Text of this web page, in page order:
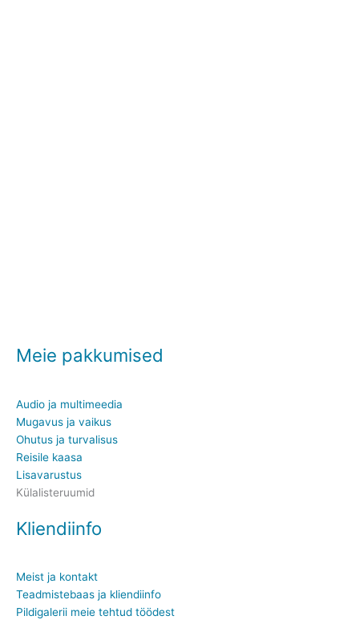
Meie pakkumised
Audio ja multimeedia
Mugavus ja vaikus
Ohutus ja turvalisus
Reisile kaasa
Lisavarustus
Külalisteruumid
Kliendiinfo
Meist ja kontakt
Teadmistebaas ja kliendiinfo
Pildigalerii meie tehtud töödest